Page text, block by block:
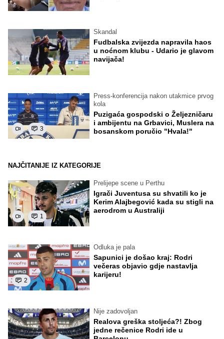
Skandal
Fudbalska zvijezda napravila haos
u noćnom klubu - Udario je glavom
navijača!
3
Press-konferencija nakon utakmice prvog
kola
Puzigaća gospodski o Željezničaru
i ambijentu na Grbavici, Muslera na
bosanskom poručio "Hvala!"
NAJČITANIJE IZ KATEGORIJE
1
Prelijepe scene u Perthu
Igrači Juventusa su shvatili ko je
Kerim Alajbegović kada su stigli na
aerodrom u Australiji
2
Odluka je pala
Sapunici je došao kraj: Rodri
večeras objavio gdje nastavlja
karijeru!
Nije zadovoljan
Realova greška stoljeća?! Zbog
jedne rečenice Rodri ide u